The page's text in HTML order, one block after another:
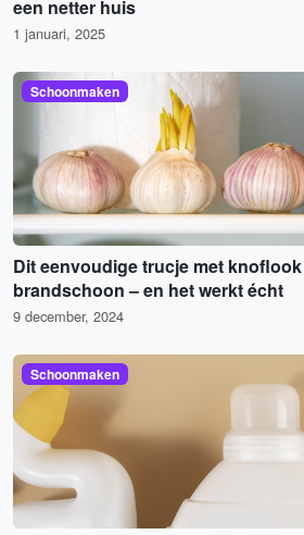
een netter huis
1 januari, 2025
Schoonmaken
Dit eenvoudige trucje met
brandschoon – en het werkt écht
9 december, 2024
Schoonmaken